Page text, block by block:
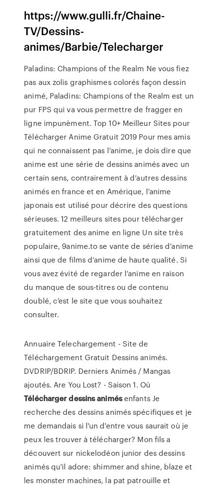
https://www.gulli.fr/Chaine-
TV/Dessins-
animes/Barbie/Telecharger
Paladins: Champions of the Realm Ne vous fiez
pas aux zolis graphismes colorés façon dessin
animé, Paladins: Champions of the Realm est un
pur FPS qui va vous permettre de fragger en
ligne impunèment. Top 10+ Meilleur Sites pour
Télécharger Anime Gratuit 2019 Pour mes amis
qui ne connaissent pas l’anime, je dois dire que
anime est une série de dessins animés avec un
certain sens, contrairement à d’autres dessins
animés en france et en Amérique, l’anime
japonais est utilisé pour décrire des questions
sérieuses. 12 meilleurs sites pour télécharger
gratuitement des anime en ligne Un site très
populaire, 9anime.to se vante de séries d’anime
ainsi que de films d’anime de haute qualité. Si
vous avez évité de regarder l’anime en raison
du manque de sous-titres ou de contenu
doublé, c’est le site que vous souhaitez
consulter.
Annuaire Telechargement - Site de
Téléchargement Gratuit Dessins animés.
DVDRIP/BDRIP. Derniers Animés / Mangas
ajoutés. Are You Lost? - Saison 1. Où
Télécharger dessinsanimésenfants Je
recherche des dessins animés spécifiques et je
me demandais si l'un d'entre vous saurait où je
peux les trouver à télécharger? Mon fils a
découvert sur nickelodéon junior des dessins
animés qu'il adore: shimmer and shine, blaze et
les monster machines, la pat patrouille et